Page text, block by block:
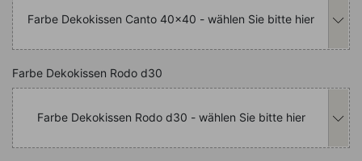
Farbe Dekokissen Canto 40x40 - wählen Sie bitte hier
Nachfolgend können Sie das
Farbe Dekokissen Rodo d30
Farbe Dekokissen Rodo d30 - wählen Sie bitte hier